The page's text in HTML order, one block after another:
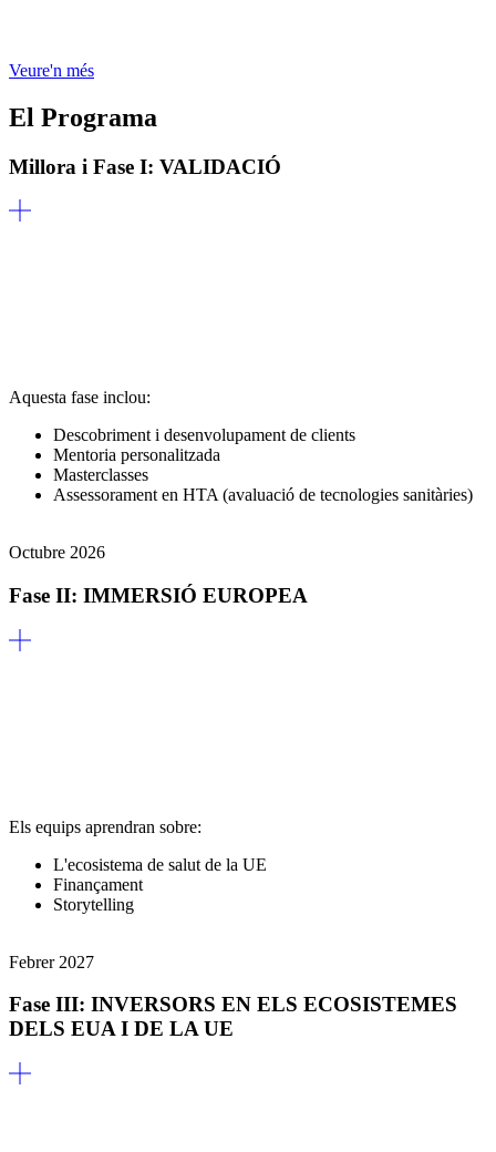
Veure'n més
El Programa
Millora i Fase I: VALIDACIÓ
Aquesta fase inclou:
Descobriment i desenvolupament de clients
Mentoria personalitzada
Masterclasses
Assessorament en HTA (avaluació de tecnologies sanitàries)
Octubre 2026
Fase II: IMMERSIÓ EUROPEA
Els equips aprendran sobre:
L'ecosistema de salut de la UE
Finançament
Storytelling
Febrer 2027
Fase III: INVERSORS EN ELS ECOSISTEMES
DELS EUA I DE LA UE